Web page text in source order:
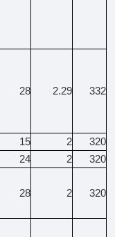
332
2.29
28
320
2
15
320
2
24
320
2
28